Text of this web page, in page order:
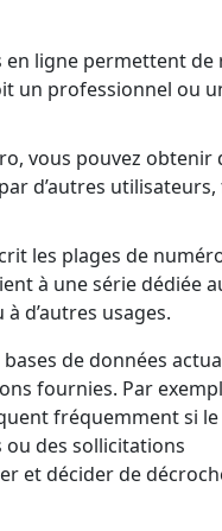
en ligne permettent
un professionnel ou
vous pouvez obtenir
d’autres
les plages de
à une série dédiée
d’autres usages.
de données
fournies. Par
fréquemment si
ou des sollicitations
et décider de